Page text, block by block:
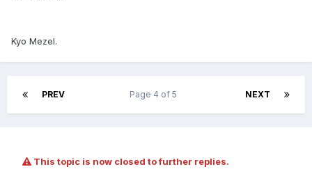
Kyo Mezel.
PREV NEXT
Page 4 of 5
This topic is now closed to further replies.